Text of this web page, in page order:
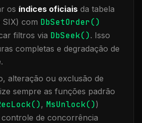
os índices oficiais da tabela
SIX) com DbSetOrder()
filtros via DbSeek(). Isso
completas e degradação de
alteração ou exclusão de
sempre as funções padrão
, MsUnlock())
de concorrência